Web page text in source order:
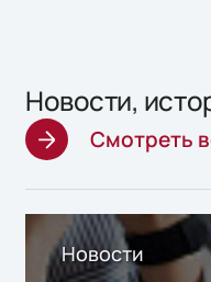
Новости,
Смотреть
Новости